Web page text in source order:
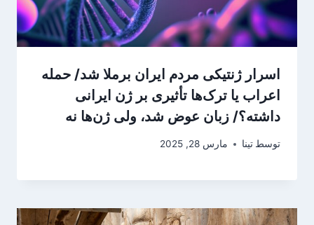
اسرار ژنتیکی مردم ایران برملا شد/ حمله
اعراب یا ترک‌ها تأثیری بر ژن ایرانی
داشته؟/ زبان عوض شد، ولی ژن‌ها نه
توسط تینا مارس 28, 2025